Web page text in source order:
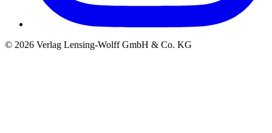
© 2026 Verlag Lensing-Wolff GmbH & Co. KG